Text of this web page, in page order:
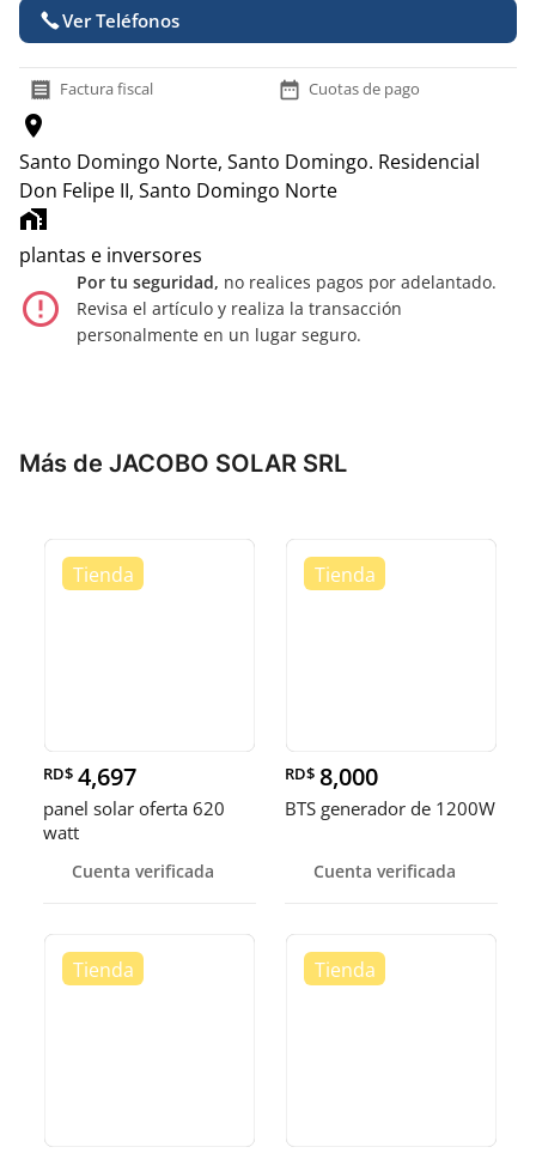
Ver Teléfonos
receipt Factura fiscal date_range Cuotas de pago
location_on
Santo Domingo Norte, Santo Domingo. Residencial
Don Felipe II, Santo Domingo Norte
home_work
plantas e inversores
error_outline
Por tu seguridad, no realices pagos por adelantado.
Revisa el artículo y realiza la transacción
personalmente en un lugar seguro.
Más de JACOBO SOLAR SRL
RD$ 4,697
panel solar oferta 620
watt
Cuenta verificada
RD$ 8,000
BTS generador de 1200W
Cuenta verificada